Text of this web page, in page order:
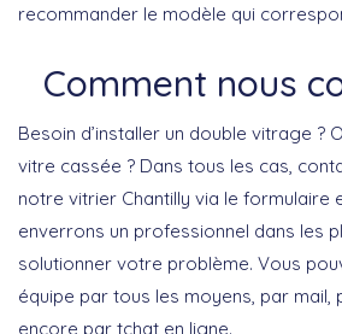
recommander le modèle qui
Comment nous
Besoin d’installer un double vitrage ?
vitre cassée ? Dans tous les cas,
notre vitrier Chantilly via le formulaire
enverrons un professionnel dans les
solutionner votre problème. Vous
équipe par tous les moyens, par mail,
encore par tchat en ligne.